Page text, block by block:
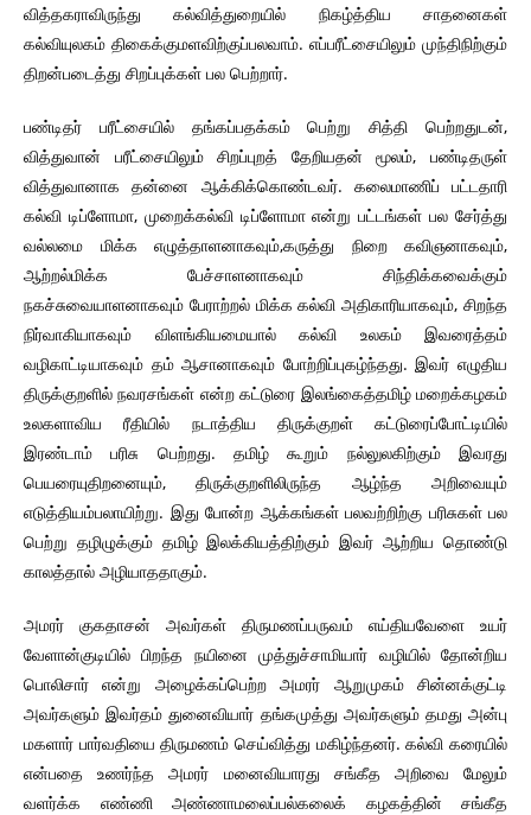
வித்தகராவிருந்து கல்வித்துறையில் நிகழ்த்திய சாதனைகள்
கல்வியுலகம் திகைக்குமளவிற்குப்பலவாம். எப்பரீட்சையிலும் முந்திநிற்கும்
திறன்படைத்து சிறப்புக்கள் பல பெற்றார்.
பண்டிதர் பரீட்சையில் தங்கப்பதக்கம் பெற்று சித்தி பெற்றதுடன்,
வித்துவான் பரீட்சையிலும் சிறப்புறத் தேறியதன் மூலம், பண்டிதருள்
வித்துவானாக தன்னை ஆக்கிக்கொண்டவர். கலைமாணிப் பட்டதாரி
கல்வி டிப்ளோமா, முறைக்கல்வி டிப்ளோமா என்று பட்டங்கள் பல சேர்த்து
வல்லமை மிக்க எழுத்தாளனாகவும்,கருத்து நிறை கவிஞனாகவும்,
ஆற்றல்மிக்க பேச்சாளனாகவும் சிந்திக்கவைக்கும்
நகச்சுவையாளனாகவும் பேராற்றல் மிக்க கல்வி அதிகாரியாகவும், சிறந்த
நிர்வாகியாகவும் விளங்கியமையால் கல்வி உலகம் இவரைத்தம்
வழிகாட்டியாகவும் தம் ஆசானாகவும் போற்றிப்புகழ்ந்தது. இவர் எழுதிய
திருக்குறளில் நவரசங்கள் என்ற கட்டுரை இலங்கைத்தமிழ் மறைக்கழகம்
உலகளாவிய ரீதியில் நடாத்திய திருக்குறள் கட்டுரைப்போட்டியில்
இரண்டாம் பரிசு பெற்றது. தமிழ் கூறும் நல்லுலகிற்கும் இவரது
பெயரையுதிறனையும், திருக்குறளிலிருந்த ஆழ்ந்த அறிவையும்
எடுத்தியம்பலாயிற்று. இது போன்ற ஆக்கங்கள் பலவற்றிற்கு பரிசுகள் பல
பெற்று தழிழுக்கும் தமிழ் இலக்கியத்திற்கும் இவர் ஆற்றிய தொண்டு
காலத்தால் அழியாததாகும்.
அமரர் குகதாசன் அவர்கள் திருமணப்பருவம் எய்தியவேளை உயர்
வேளான்குடியில் பிறந்த நயினை முத்துச்சாமியார் வழியில் தோன்றிய
பொலிசார் என்று அழைக்கப்பெற்ற அமரர் ஆறுமுகம் சின்னக்குட்டி
அவர்களும் இவர்தம் துனைவியார் தங்கமுத்து அவர்களும் தமது அன்பு
மகளார் பார்வதியை திருமணம் செய்வித்து மகிழ்ந்தனர். கல்வி கரையில்
என்பதை உணர்ந்த அமரர் மனைவியாரது சங்கீத அறிவை மேலும்
வளர்க்க எண்ணி அண்ணாமலைப்பல்கலைக் கழகத்தின் சங்கீத